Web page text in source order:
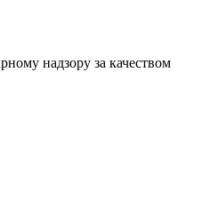
надзору за качеством